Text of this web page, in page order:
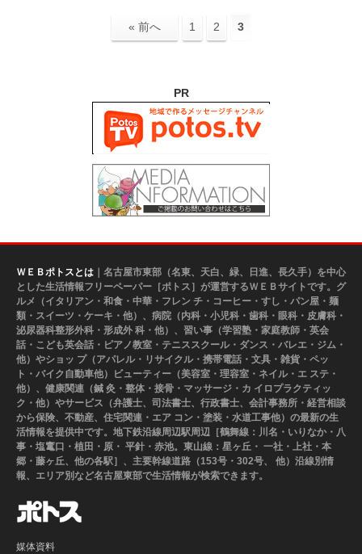
« 前へ 1 2 3
PR
ＷＥＢポトスとは ｜名古屋市東部（名東、天白、緑、日進、長久手）を中心
とした生活情報フリーペーパー［ポトス］が運営するＷＥＢサイトです。グ
ルメ（イタリアン・和食・中華・フレン チ・コーヒー・すし・パン屋・麺
類・スイーツ・ケーキ・他）、病院（内科・小児科・歯科・眼科・皮膚科・
泌尿器科整形外科・形成外 科・他）、習い事（学習塾・家庭教師・英会
話・こども英会話・ピアノ教室・テニススクール・ダンス・バレエ・ジム・
他）やショッ プ（アパレル・リサイクル・携帯電話・文具・雑貨・ペッ
ト・バイク自動車他）ビューティー（美容室・理容室・ネイル・エ ステ・
他）、健康関連（鍼 灸・整体・接骨・マッサージ・カ イロプラクティッ
ク・他）やサービス（弁護士、司法書士、行政書士、会計事務所・経営相談
から保険、不動産、住宅関連・エア コン・塗装・水道工事他）の最新の生
活情報を提供中です。地下鉄沿線周辺駅周辺［鶴舞線：川名・いりなか・八
事・塩竃口・植田・原・ 平針・赤池。東山線：星ヶ丘・ 一社・上社・本
郷・藤ヶ丘、他の各駅］、主要幹線道路（153号・302号、 他）沿線別情
報、エリア別など名古屋東部で生活情報が検索できます。
媒体資料